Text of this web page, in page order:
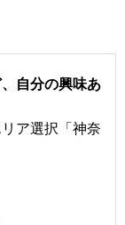
自分の興味あ
ア選択「神奈